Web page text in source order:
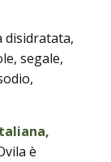
disidratata,
segale,
è